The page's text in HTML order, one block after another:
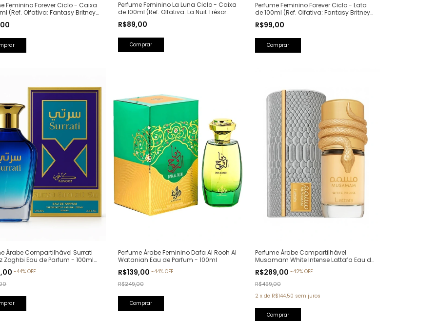
Feminino Forever Ciclo - Caixa
(Ref. Olfativa: Fantasy Britney
Perfume Feminino La Luna Ciclo - Caixa
de 100ml (Ref. Olfativa: La Nuit Trésor
Lancôme)
R$89,00
Perfume Feminino Forever Ciclo - Lata
de 100ml (Ref. Olfativa: Fantasy Britney
R$99,00
Árabe Compartilhável Surrati
Zoghbi Eau de Parfum - 100ml
-44%OFF
Perfume Árabe Feminino Dafa Al Rooh Al
Wataniah Eau de Parfum - 100ml
R$139,00 -44% OFF
R$249,00
Perfume Árabe Compartilhável
Musamam White Intense Lattafa Eau de
R$289,00 -42% OFF
R$499,00
2 x de R$144,50 sem juros